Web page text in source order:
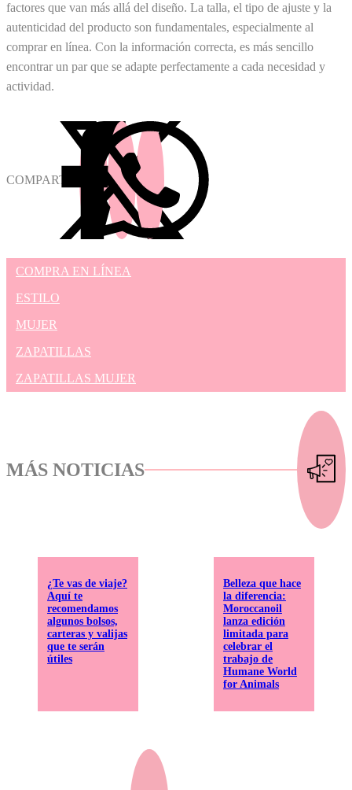
factores que van más allá del diseño. La talla, el tipo de ajuste y la
autenticidad del producto son fundamentales, especialmente al
comprar en línea. Con la información correcta, es más sencillo
encontrar un par que se adapte perfectamente a cada necesidad y
actividad.
COMPARTIR
COMPRA EN LÍNEA
ESTILO
MUJER
ZAPATILLAS
ZAPATILLAS MUJER
MÁS NOTICIAS
¿Te vas de viaje?
Aquí te
recomendamos
algunos bolsos,
carteras y valijas
que te serán
útiles
Belleza que hace
la diferencia:
Moroccanoil
lanza edición
limitada para
celebrar el
trabajo de
Humane World
for Animals